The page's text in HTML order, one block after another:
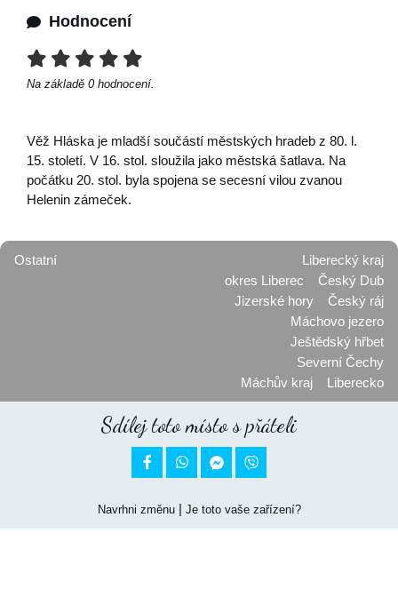
Hodnocení
Na základě 0 hodnocení.
Věž Hláska je mladší součástí městských hradeb z 80. l.
15. století. V 16. stol. sloužila jako městská šatlava. Na
počátku 20. stol. byla spojena se secesní vilou zvanou
Helenin zámeček.
Ostatní
Liberecký kraj
okres Liberec
Český Dub
Jizerské hory
Český ráj
Máchovo jezero
Ještědský hřbet
Severní Čechy
Máchův kraj
Liberecko
Sdílej toto místo s přáteli
 
Navrhni změnu| Je toto vaše zařízení?